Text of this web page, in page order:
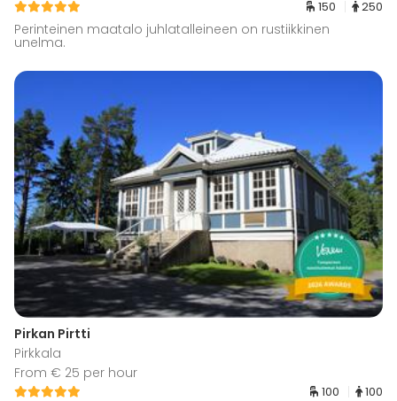
150 250
Perinteinen maatalo juhlatalleineen on rustiikkinen
unelma.
Pirkan Pirtti
Pirkkala
From € 25 per hour
100 100